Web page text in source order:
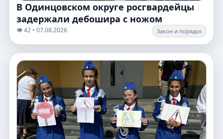
В Одинцовском округе росгвардейцы
задержали дебошира с ножом
👁️ 42 • 07.08.2026 Закон и порядок